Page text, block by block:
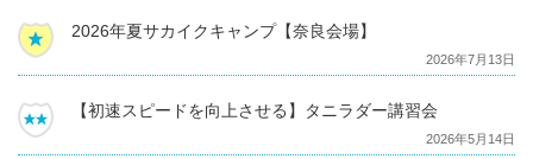
2026年夏サカイクキャンプ【奈良会場】
2026年7月13日
【初速スピードを向上させる】タニラダー講習会
2026年5月14日